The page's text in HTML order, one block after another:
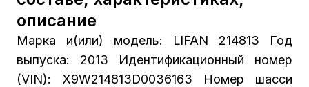
описание
Марка и(или) модель: LIFAN 214813 Год
выпуска: 2013 Идентификационный номер
(VIN): X9W214813D0036163 Номер шасси